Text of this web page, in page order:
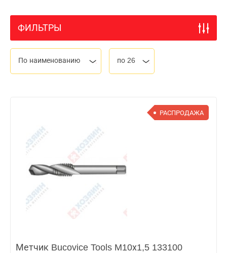
ФИЛЬТРЫ
По наименованию по 26
РАСПРОДАЖА
Метчик Bucovice Tools M10х1,5 133100